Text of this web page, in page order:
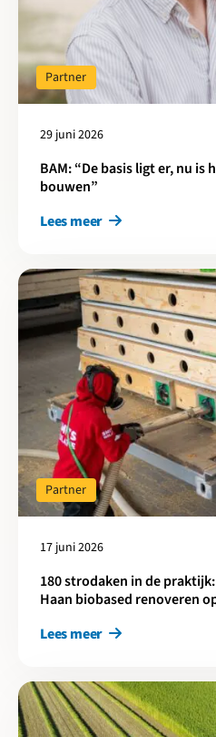
29 juni 2026
BAM: “De basis ligt er, nu
bouwen”
Partner
Lees meer
17 juni 2026
180 strodaken in de
Haan biobased renoveren
Partner
Lees meer
Lees meer over 180 strodaken
Lees meer over BEWI IsoBouw